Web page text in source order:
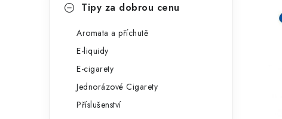
kategorieTipy za dobrou cenu
Aromata a příchutě
E-liquidy
E-cigarety
Jednorázové Cigarety
Příslušenství